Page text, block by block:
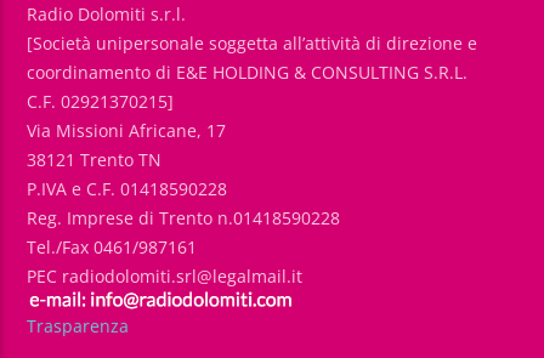
Radio Dolomiti s.r.l.
[Società unipersonale soggetta all’attività di direzione e
coordinamento di E&E HOLDING & CONSULTING S.R.L.
C.F. 02921370215]
Via Missioni Africane, 17
38121 Trento TN
P.IVA e C.F. 01418590228
Reg. Imprese di Trento n.01418590228
Tel./Fax 0461/987161
PEC radiodolomiti.srl@legalmail.it
Trasparenza